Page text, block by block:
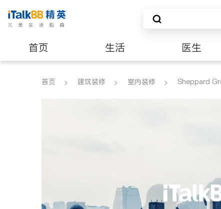
首页 生活 医生
建筑装修
首页 建筑装修 室内装修 Sheppard